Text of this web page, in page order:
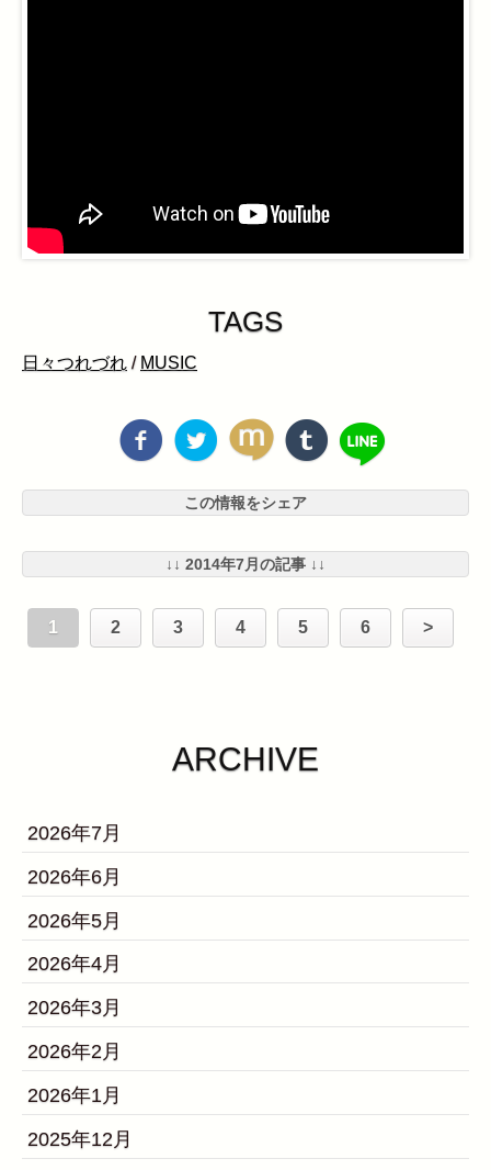
TAGS
日々つれづれ / MUSIC
この情報をシェア
↓↓ 2014年7月の記事 ↓↓
1 2 3 4 5 6 >
ARCHIVE
2026年7月
2026年6月
2026年5月
2026年4月
2026年3月
2026年2月
2026年1月
2025年12月